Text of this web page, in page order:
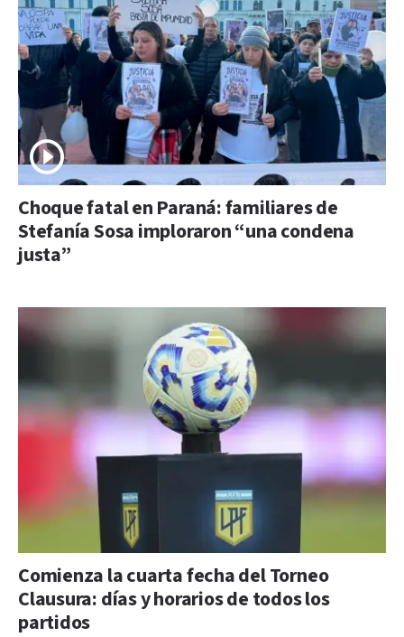
Choque fatal en Paraná: familiares de
Stefanía Sosa imploraron “una condena
justa”
Comienza la cuarta fecha del Torneo
Clausura: días y horarios de todos los
partidos